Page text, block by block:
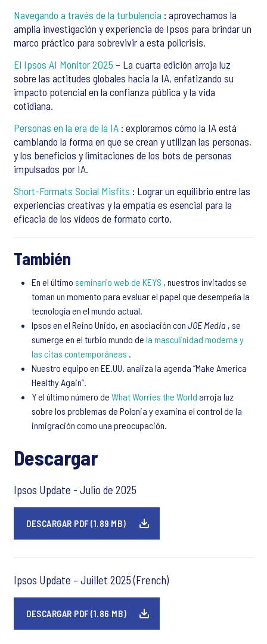
Navegando a través de la turbulencia : aprovechamos la
amplia investigación y experiencia de Ipsos para brindar un
marco práctico para sobrevivir a esta policrisis.
El Ipsos AI Monitor 2025 – La cuarta edición arroja luz
sobre las actitudes globales hacia la IA, enfatizando su
impacto potencial en la confianza pública y la vida
cotidiana.
Personas en la era de la IA : exploramos cómo la IA está
cambiando la forma en que se crean y utilizan las personas,
y los beneficios y limitaciones de los bots de personas
impulsados por IA.
Short-Formats Social Misfits : Lograr un equilibrio entre las
experiencias creativas y la empatía es esencial para la
eficacia de los vídeos de formato corto.
También
En el último seminario web de KEYS , nuestros invitados se
toman un momento para evaluar el papel que desempeña la
tecnología en el mundo actual.
Ipsos en el Reino Unido, en asociación con JOE Media , se
sumerge en el turbio mundo de la masculinidad moderna y
las citas contemporáneas .
Nuestro equipo en EE.UU. analiza la agenda “Make America
Healthy Again”.
Y el último número de What Worries the World arroja luz
sobre los problemas de Polonia y examina el control de la
inmigración como una preocupación.
Descargar
Ipsos Update - Julio de 2025
DESCARGAR PDF (1.89 MB)
Ipsos Update – Juillet 2025 (French)
DESCARGAR PDF (1.86 MB)